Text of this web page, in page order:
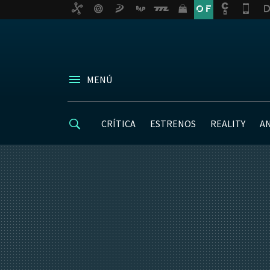
MENÚ
CRÍTICA ESTRENOS REALITY